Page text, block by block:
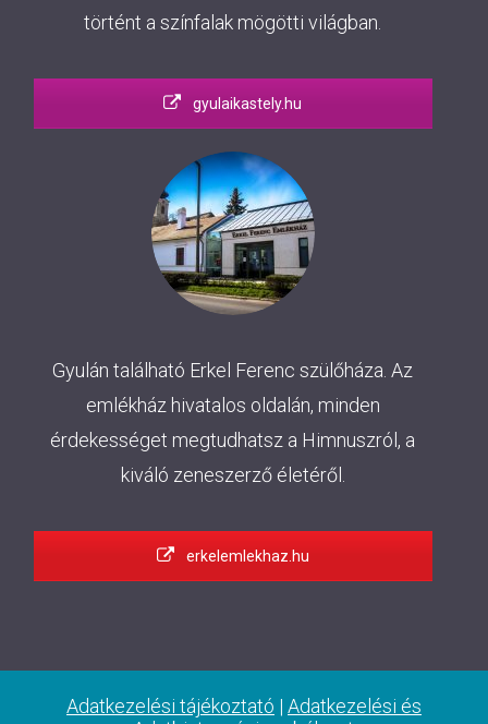
történt a színfalak mögötti világban.
gyulaikastely.hu
Gyulán található Erkel Ferenc szülőháza. Az
emlékház hivatalos oldalán, minden
érdekességet megtudhatsz a Himnuszról, a
kiváló zeneszerző életéről.
erkelemlekhaz.hu
Adatkezelési tájékoztató | Adatkezelési és